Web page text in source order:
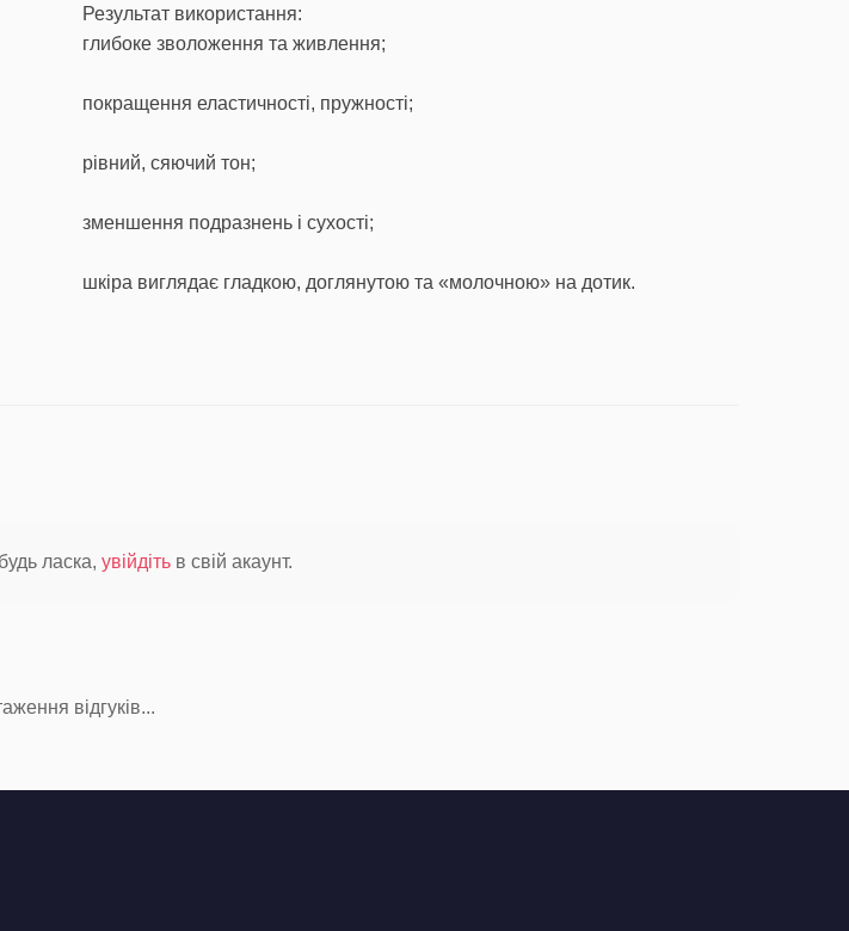
Результат використання:
глибоке зволоження та живлення;
покращення еластичності, пружності;
рівний, сяючий тон;
зменшення подразнень і сухості;
шкіра виглядає гладкою, доглянутою та «молочною» на дотик.
ласка, увійдітьв свій акаунт.
відгуків...